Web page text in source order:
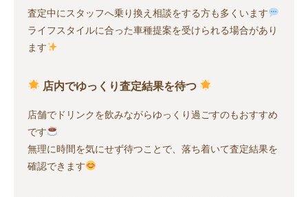
査定中にスタッフへ乗り換え相談をする方も多くいます
ライフスタイルに合った車種提案を受けられる場合があり
ます
店内でゆっくり査定結果を待つ
店舗でドリンクを飲みながらゆっくり過ごすのもおすすめ
です
無理に時間を気にせず待つことで、落ち着いて査定結果を
確認できます